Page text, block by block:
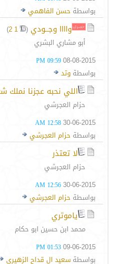
بواسطة حسن الفاهمي
واااا وجــودي (
1
2
)
أبو مشاري البشري
08-08-2015
09:59 PM
بواسطة وتد
اللي نحبه عجزنا نملك
حزام العجرشي
30-06-2015
12:58 AM
بواسطة حزام العجرشي
لا تعتذر
حزام العجرشي
30-06-2015
12:56 AM
بواسطة حزام العجرشي
ياموتري
محمد ابن حسين ابو حكام
09-06-2015
01:53 PM
بواسطة سعيد ال قداح الزهيري